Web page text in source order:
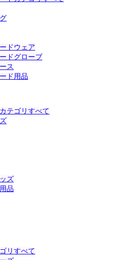
ドウェア
ドグローブ
ス
ド用品
テゴリすべて
ズ
品
リすべて